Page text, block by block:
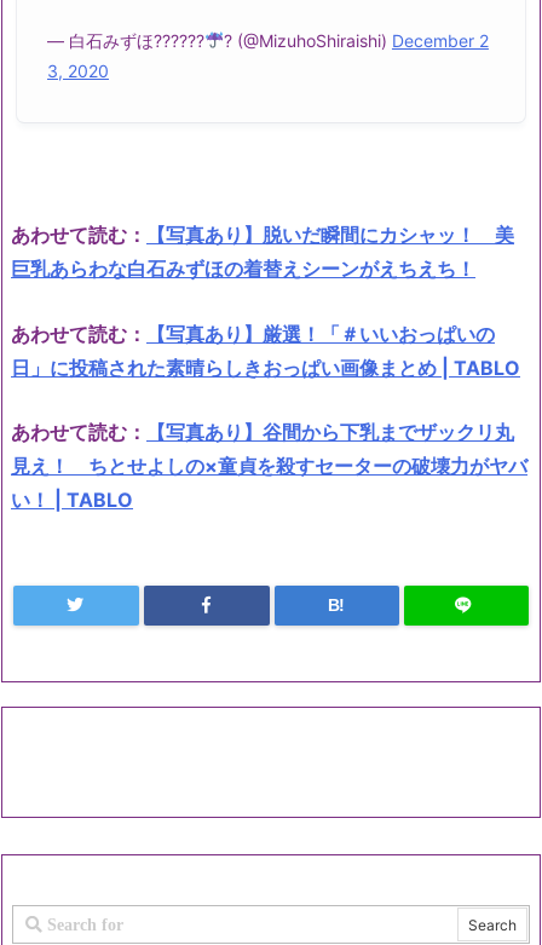
— 白石みずほ?????? ? (@MizuhoShiraishi) December 2
3, 2020
あわせて読む：
【写真あり】脱いだ瞬間にカシャッ！ 美
巨乳あらわな白石みずほの着替えシーンがえちえち！
あわせて読む：
【写真あり】厳選！「＃いいおっぱいの
日」に投稿された素晴らしきおっぱい画像まとめ | TABLO
あわせて読む：
【写真あり】谷間から下乳までザックリ丸
見え！ ちとせよしの×童貞を殺すセーターの破壊力がヤバ
い！ | TABLO
B!